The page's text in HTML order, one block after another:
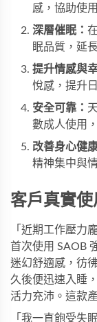
感，協助使
深層催眠：
眠品質，延
提升情感與
悅感，提升
安全可靠：
數成人使用
改善身心健康
精神集中與
客戶真實使
「近期工作壓力
首次使用 SAOB
迷幻舒適感，彷
久後便迅速入睡
活力充沛。這款
「我一直飽受失